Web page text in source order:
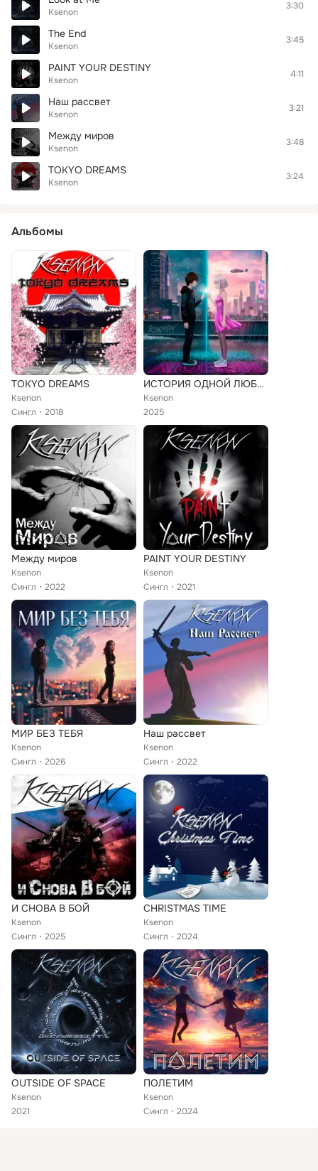
Ksenon
3:30
The End
Ksenon
3:45
PAINT YOUR DESTINY
Ksenon
4:11
Наш рассвет
Ksenon
3:21
Между миров
Ksenon
3:48
TOKYO DREAMS
Ksenon
3:24
Альбомы
TOKYO DREAMS
Ksenon
Сингл
2018
ИСТОРИЯ ОДНОЙ ЛЮБВИ
Ksenon
2025
Между миров
Ksenon
Сингл
2022
PAINT YOUR DESTINY
Ksenon
Сингл
2021
МИР БЕЗ ТЕБЯ
Ksenon
Сингл
2026
Наш рассвет
Ksenon
Сингл
2022
И СНОВА В БОЙ
Ksenon
Сингл
2025
CHRISTMAS TIME
Ksenon
Сингл
2024
OUTSIDE OF SPACE
Ksenon
2021
ПОЛЕТИМ
Ksenon
Сингл
2024